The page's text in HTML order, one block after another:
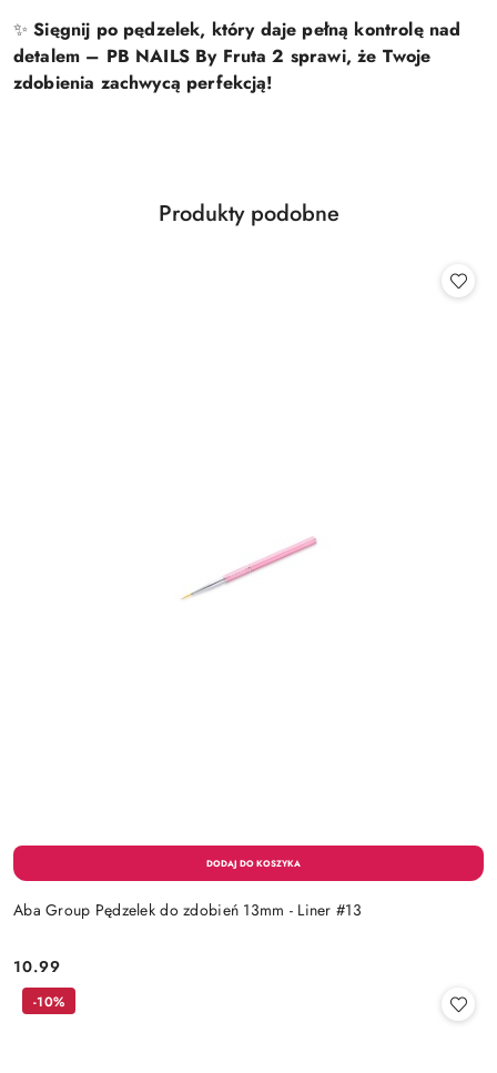
✨Sięgnij po pędzelek, który daje pełną kontrolę nad
detalem – PB NAILS By Fruta 2 sprawi, że Twoje
zdobienia zachwycą perfekcją!
Pomiń karuzelę produktów
Produkty
Produkty podobne
Aba Group Pędzelek do zdobień 13mm - Liner #13
Cena:
10.99
-10%